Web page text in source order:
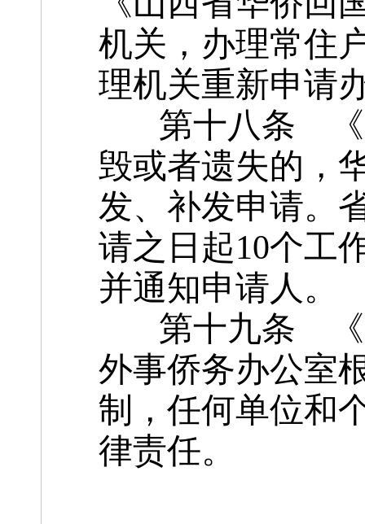
机关，办理常住
理机关重新申请
第十八条 《山
毁或者遗失的，
发、补发申请。
请之日起10个工
并通知申请人。
第十九条 《山
外事侨务办公室
制，任何单位和
律责任。